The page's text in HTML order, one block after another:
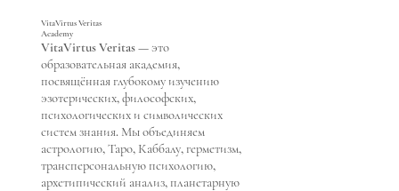
VitaVirtus Veritas
Academy
VitaVirtus Veritas — это
образовательная академия,
посвящённая глубокому изучению
эзотерических, философских,
психологических и символических
систем знания. Мы объединяем
астрологию, Таро, Каббалу, герметизм,
трансперсональную психологию,
архетипический анализ, планетарную